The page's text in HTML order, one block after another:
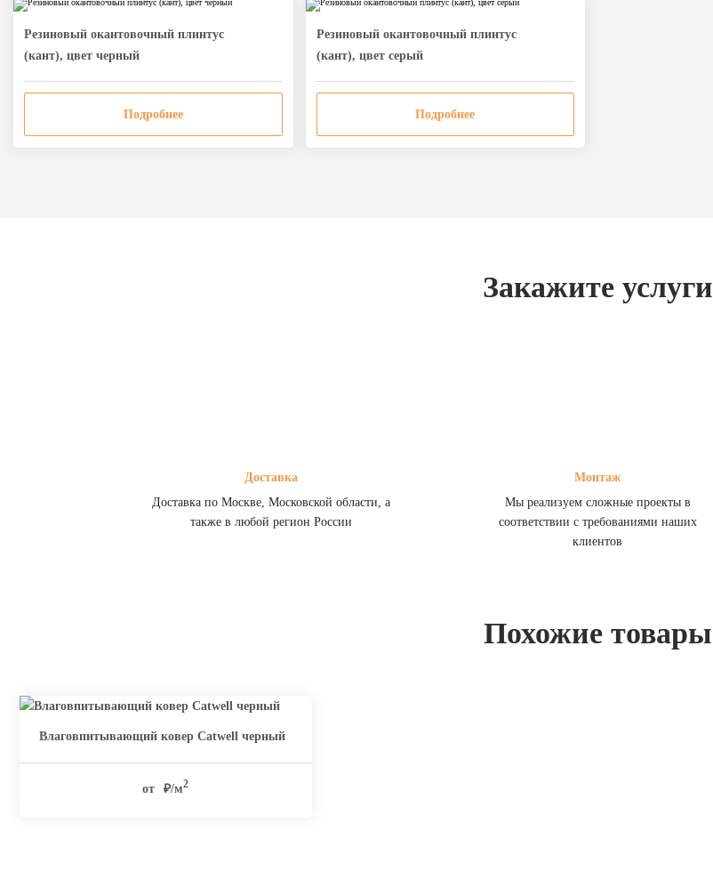
Резиновый окантовочный плинтус
(кант), цвет черный
Подробнее
Резиновый окантовочный плинтус
(кант), цвет серый
Подробнее
Закажите услуги
Доставка
Доставка по Москве, Московской области, а
также в любой регион России
Монтаж
Мы реализуем сложные проекты в
соответствии с требованиями наших
клиентов
Похожие товары
Влаговпитывающий ковер Catwell черный
от ₽/м2